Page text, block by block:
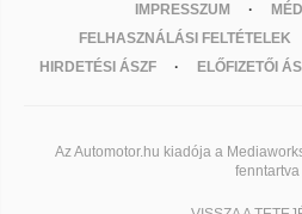
IMPRESSZUM
FELHASZNÁLÁSI FELTÉTELEK
HIRDETÉSI ÁSZF
ELŐFIZETŐI
Az Automotor.hu kiadója a
fenntartva